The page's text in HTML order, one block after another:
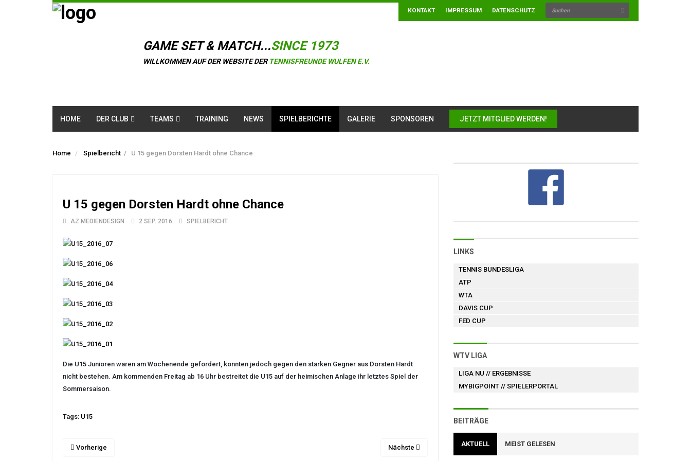
KONTAKT IMPRESSUM DATENSCHUTZ
GAME SET & MATCH...SINCE 1973
WILLKOMMEN AUF DER WEBSITE DER TENNISFREUNDE WULFEN E.V.
HOME DER CLUB TEAMS TRAINING NEWS SPIELBERICHTE GALERIE SPONSOREN JETZT MITGLIED WERDEN!
Home Spielbericht / U 15 gegen Dorsten Hardt ohne Chance
U 15 gegen Dorsten Hardt ohne Chance
AZ MEDIENDESIGN 2 SEP. 2016 SPIELBERICHT
Die U15 Junioren waren am Wochenende gefordert, konnten jedoch gegen den starken Gegner aus Dorsten Hardt
nicht bestehen. Am kommenden Freitag ab 16 Uhr bestreitet die U15 auf der heimischen Anlage ihr letztes Spiel der
Sommersaison.
Tags: U15
Vorherige Nächste
LINKS
TENNIS BUNDESLIGA
ATP
WTA
DAVIS CUP
FED CUP
WTV LIGA
LIGA NU // ERGEBNISSE
MYBIGPOINT // SPIELERPORTAL
BEITRÄGE
AKTUELL MEIST GELESEN